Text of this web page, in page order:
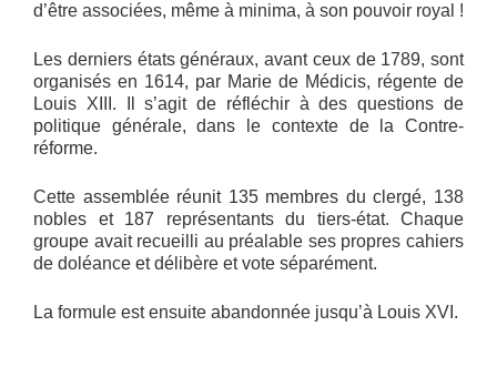
d’être associées, même à minima, à son pouvoir royal !
Les derniers états généraux, avant ceux de 1789, sont
organisés en 1614, par Marie de Médicis, régente de
Louis XIII. Il s’agit de réfléchir à des questions de
politique générale, dans le contexte de la Contre-
réforme.
Cette assemblée réunit 135 membres du clergé, 138
nobles et 187 représentants du tiers-état. Chaque
groupe avait recueilli au préalable ses propres cahiers
de doléance et délibère et vote séparément.
La formule est ensuite abandonnée jusqu’à Louis XVI.